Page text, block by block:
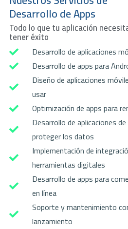
Desarrollo de Apps
Todo lo que tu aplicación
tener éxito
Desarrollo de aplicaciones
Desarrollo de apps para
Diseño de aplicaciones
usar
Optimización de apps para
Desarrollo de aplicaciones
proteger los datos
Implementación de
herramientas digitales
Desarrollo de apps para
en línea
Soporte y mantenimiento
lanzamiento